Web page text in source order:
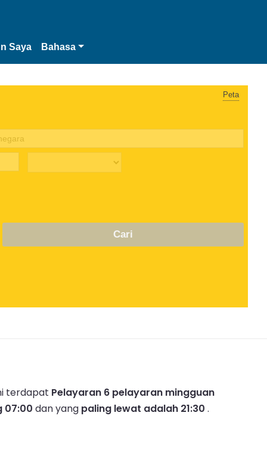
Saya Bahasa
Peta
Cari
terdapat Pelayaran 6 pelayaran mingguan
07:00 dan yang paling lewat adalah 21:30 .